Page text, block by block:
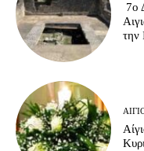
7ο
την